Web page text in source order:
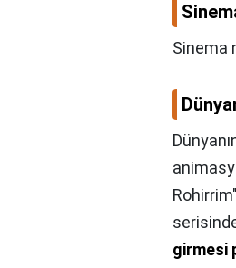
Sinema
girmesi